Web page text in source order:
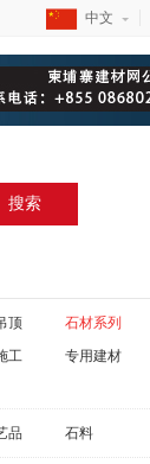
中文
搜索
顶 石材系列
工 专用建材
品 石料